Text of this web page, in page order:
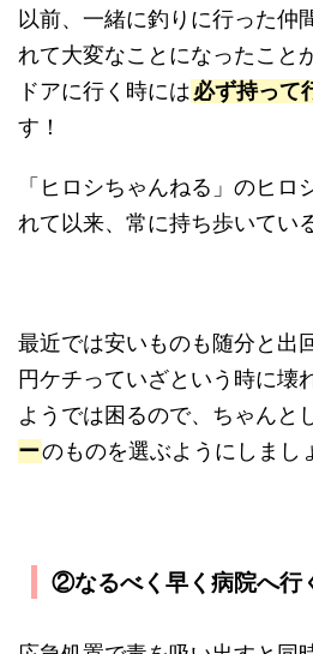
以前、一緒に釣りに行った仲
れて大変なことになったこと
ドアに行く時には 必ず持って
す！
「ヒロシちゃんねる」のヒロ
れて以来、常に持ち歩いてい
最近では安いものも随分と出
円ケチっていざという時に壊
ようでは困るので、ちゃんと
ーのものを選ぶようにしまし
②なるべく早く病院へ行